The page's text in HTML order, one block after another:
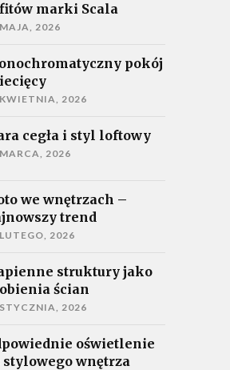
marki Scala
2026
pokój
2026
cegła i styl loftowy
2026
we wnętrzach –
trend
2026
struktury jako
ścian
2026
oświetlenie
stylowego wnętrza